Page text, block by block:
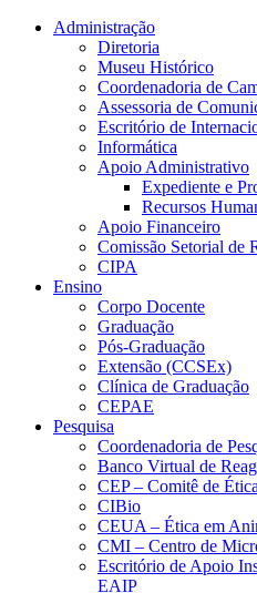
Conteúdo principal Menu principal
Administração
Diretoria
Museu Histórico
Coordenadoria de
Assessoria de
Escritório de
Informática
Apoio Administrativo
Expediente e
Recursos
Apoio Financeiro
Comissão Setorial de
CIPA
Ensino
Corpo Docente
Graduação
Pós-Graduação
Extensão (CCSEx)
Clínica de Graduação
CEPAE
Pesquisa
Coordenadoria de
Banco Virtual de
CEP – Comitê de
CIBio
CEUA – Ética em
CMI – Centro de
Escritório de Apoio
EAIP